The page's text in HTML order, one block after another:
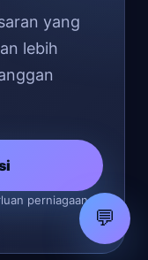
yang
lebih
perniagaan
💬